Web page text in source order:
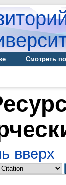
Смотреть
вверх